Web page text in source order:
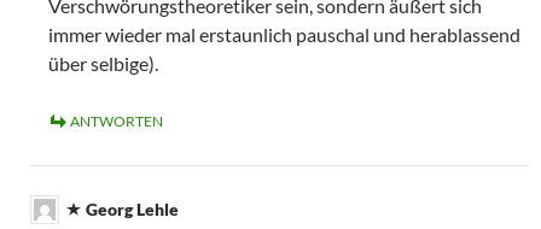
Verschwörungstheoretiker sein, sondern äußert sich
immer wieder mal erstaunlich pauschal und herablassend
über selbige).
ANTWORTEN
Georg Lehle